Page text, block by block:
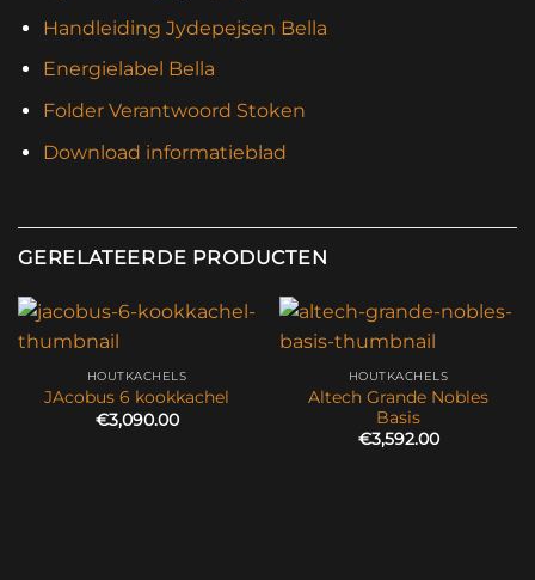
Handleiding Jydepejsen Bella
Energielabel Bella
Folder Verantwoord Stoken
Download informatieblad
GERELATEERDE PRODUCTEN
HOUTKACHELS
JAcobus 6 kookkachel
€3,090.00
HOUTKACHELS
Altech Grande Nobles
Basis
€3,592.00